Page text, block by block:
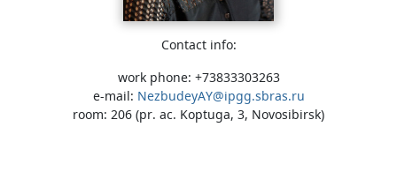
Contact info:
work phone: +73833303263
e-mail: NezbudeyAY@ipgg.sbras.ru
room: 206 (pr. ac. Koptuga, 3, Novosibirsk)